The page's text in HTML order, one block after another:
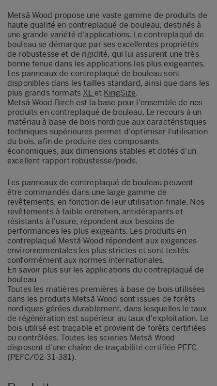
Metsä Wood propose une vaste gamme de produits de
haute qualité en contreplaqué de bouleau, destinés à
une grande variété d'applications. Le contreplaqué de
bouleau se démarque par ses excellentes propriétés
de robustesse et de rigidité, qui lui assurent une très
bonne tenue dans les applications les plus exigeantes.
Les panneaux de contreplaqué de bouleau sont
disponibles dans les tailles standard, ainsi que dans les
plus grands formats XL et KingSize.
Metsä Wood Birch est la base pour l'ensemble de nos
produits en contreplaqué de bouleau. Le recours à un
matériau à base de bois nordique aux caractéristiques
techniques supérieures permet d'optimiser l'utilisation
du bois, afin de produire des composants
économiques, aux dimensions stables et dotés d'un
excellent rapport robustesse/poids.
Les panneaux de contreplaqué de bouleau peuvent
être commandés dans une large gamme de
revêtements, en fonction de leur utilisation finale. Nos
revêtements à faible entretien, antidérapants et
résistants à l'usure, répondent aux besoins de
performances les plus exigeants. Les produits en
contreplaqué Mestä Wood répondent aux exigences
environnementales les plus strictes et sont testés
conformément aux normes internationales.
En savoir plus sur les applications du contreplaqué de
bouleau
Toutes les matières premières à base de bois utilisées
dans les produits Metsä Wood sont issues de forêts
nordiques gérées durablement, dans lesquelles le taux
de régénération est supérieur au taux d'exploitation. Le
bois utilisé est traçable et provient de forêts certifiées
ou contrôlées. Toutes les scieries Metsä Wood
disposent d'une chaîne de traçabilité certifiée PEFC
(PEFC/02-31-381).